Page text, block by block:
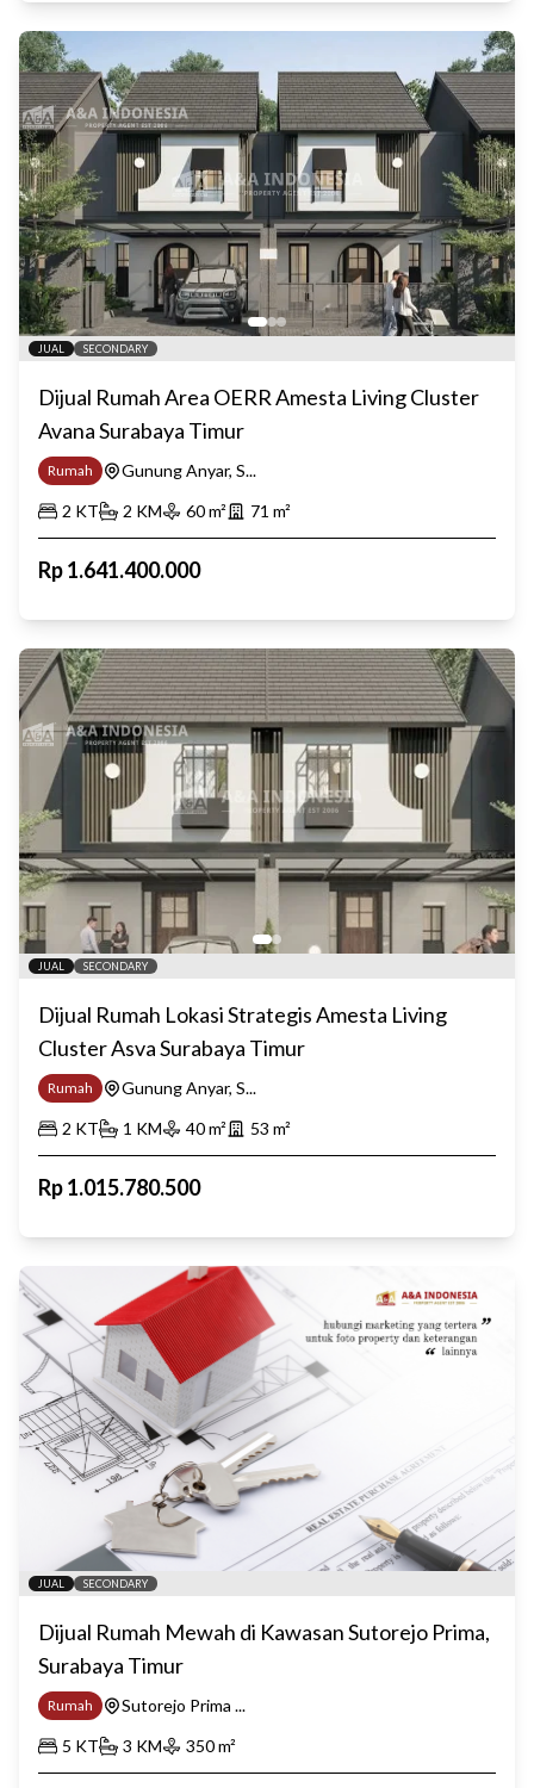
JUAL SECONDARY
Dijual Rumah Area OERR Amesta Living Cluster
Avana Surabaya Timur
Rumah
Gunung Anyar, S...
2 KT 2 KM 60m² 71 m²
Rp1.641.400.000
JUAL SECONDARY
Dijual Rumah Lokasi Strategis Amesta Living
Cluster Asva Surabaya Timur
Rumah
Gunung Anyar, S...
2 KT 1 KM 40m² 53 m²
Rp1.015.780.500
JUAL SECONDARY
Dijual Rumah Mewah di Kawasan Sutorejo Prima,
Surabaya Timur
Rumah
Sutorejo Prima ...
5 KT 3 KM 350m²